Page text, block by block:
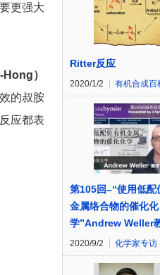
更强大
Hong）
的叔胺
应都表
Ritter反应
2020/1/2 有机合成百
第105回–“使用低配
金属络合物的催化化
学”Andrew Weller
2020/9/2 化学家专访